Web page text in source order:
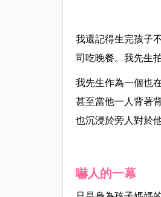
我還記得生完孩子
司吃晚餐。我先生
我先生作為一個也
甚至當他一人背著
也沉浸於旁人對於
嚇人的一幕